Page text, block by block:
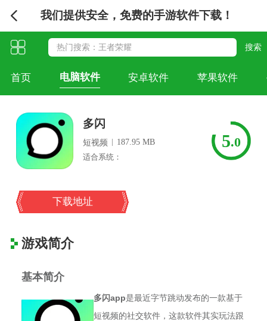
我们提供安全，免费的手游软件下载！
首页 电脑软件 安卓软件 苹果软件
多闪
短视频 | 187.95 MB
适合系统：
5.0
下载地址
游戏简介
基本简介
多闪app是最近字节跳动发布的一款基于
短视频的社交软件，这款软件其实玩法跟